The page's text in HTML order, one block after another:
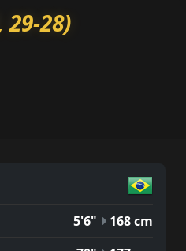
29-28)
5'6"
168 cm